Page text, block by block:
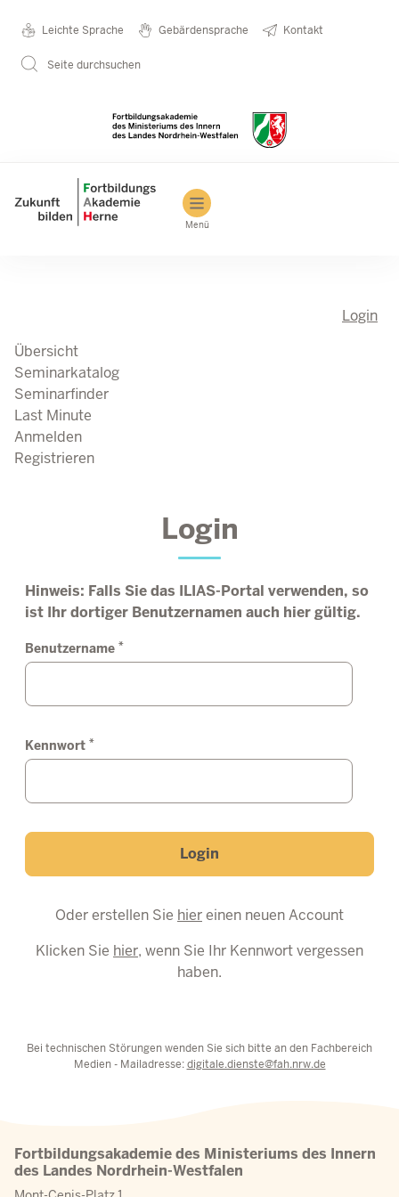
Metanavigation
Leichte Sprache Gebärdensprache Kontakt
Seite durchsuchen
Main navigation
Menü
Login
Übersicht
Seminarkatalog
Seminarfinder
Last Minute
Anmelden
Registrieren
Login
Hinweis: Falls Sie das ILIAS-Portal verwenden, so
ist Ihr dortiger Benutzernamen auch hier gültig.
Benutzername *
Kennwort *
Login
Oder erstellen Sie hiereinen neuen Account
Klicken Sie hier, wenn Sie Ihr Kennwort vergessen
haben.
Bei technischen Störungen wenden Sie sich bitte an den Fachbereich
Medien - Mailadresse:digitale.dienste@fah.nrw.de
Fortbildungsakademie des Ministeriums des Innern
des Landes Nordrhein-Westfalen